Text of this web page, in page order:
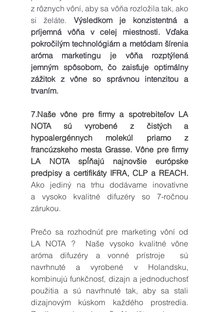
z rôznych vôní, aby sa vôňa rozložila tak, ako
si želáte. Výsledkom je konzistentná a
príjemná vôňa v celej miestnosti. Vďaka
pokročilým technológiám a metódam šírenia
aróma marketingu je vôňa rozptýlená
jemným spôsobom, čo zaisťuje optimálny
zážitok z vône so správnou intenzitou a
trvaním.
7.Naše vône pre firmy a spotrebiteľov LA
NOTA sú vyrobené z čistých a
hypoalergénnych molekúl priamo z
francúzskeho mesta Grasse. Vône pre firmy
LA NOTA spĺňajú najnovšie európske
Ako jediný na trhu dodávame inovatívne
a vysoko kvalitné difuzéry so 7-ročnou
zárukou.
Prečo sa rozhodnúť pre marketing vôní od
LA NOTA ?  Naše vysoko kvalitné vône
aróma difuzéry a vonné prístroje  sú
navrhnuté a vyrobené v Holandsku,
kombinujú funkčnosť, dizajn a jednoduchosť
použitia a sú navrhnuté tak, aby sa stali
dizajnovým kúskom každého prostredia.